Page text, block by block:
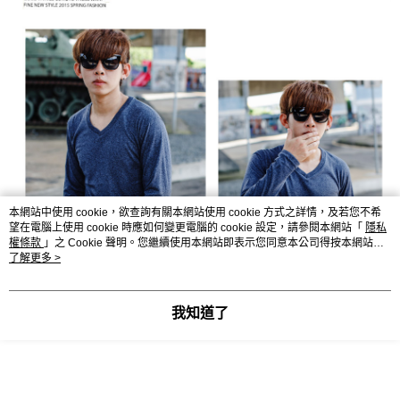
本網站中使用 cookie，欲查詢有關本網站使用 cookie 方式之詳情，及若您不希
望在電腦上使用 cookie 時應如何變更電腦的 cookie 設定，請參閱本網站「 隱私
權條款 」之 Cookie 聲明。您繼續使用本網站即表示您同意本公司得按本網站使
用條款之 Cookie 聲明使用 cookie。
了解更多 >
我知道了